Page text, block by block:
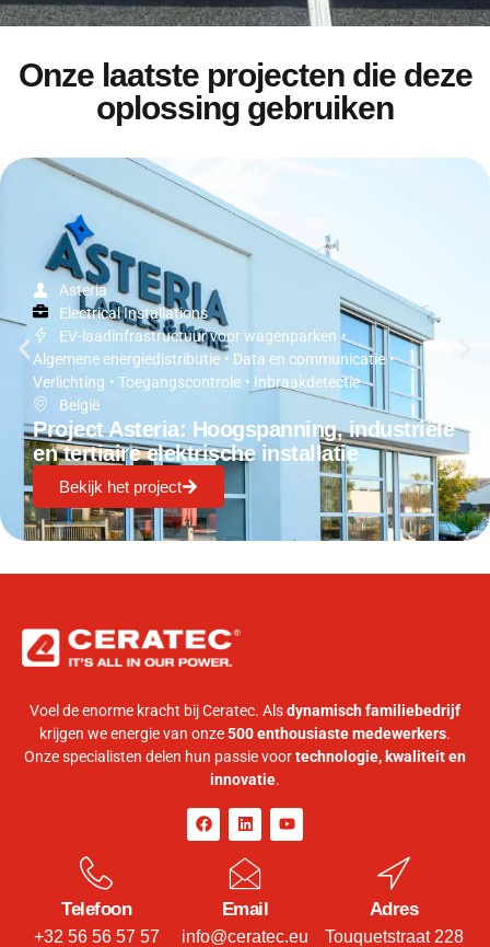
Onze laatste projecten die deze
oplossing gebruiken
Asteria
Electrical Installations
EV-laadinfrastructuur voor wagenparken •
Algemene energiedistributie • Data en communicatie •
Verlichting • Toegangscontrole • Inbraakdetectie
België
Project Asteria: Hoogspanning, industriële
en tertiaire elektrische installatie
Bekijk het project
Voel de enorme kracht bij Ceratec. Alsdynamisch familiebedrijf
krijgen we energie van onze500 enthousiaste medewerkers.
Onze specialisten delen hun passie voortechnologie, kwaliteit en
innovatie.
Telefoon
+32 56 56 57 57
Email
info@ceratec.eu
Adres
Touquetstraat 228